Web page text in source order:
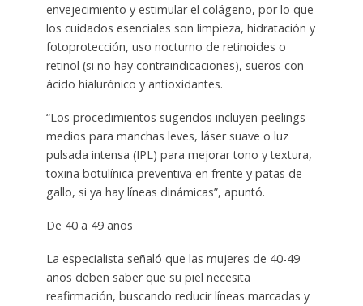
envejecimiento y estimular el colágeno, por lo que
los cuidados esenciales son limpieza, hidratación y
fotoprotección, uso nocturno de retinoides o
retinol (si no hay contraindicaciones), sueros con
ácido hialurónico y antioxidantes.
“Los procedimientos sugeridos incluyen peelings
medios para manchas leves, láser suave o luz
pulsada intensa (IPL) para mejorar tono y textura,
toxina botulínica preventiva en frente y patas de
gallo, si ya hay líneas dinámicas”, apuntó.
De 40 a 49 años
La especialista señaló que las mujeres de 40-49
años deben saber que su piel necesita
reafirmación, buscando reducir líneas marcadas y